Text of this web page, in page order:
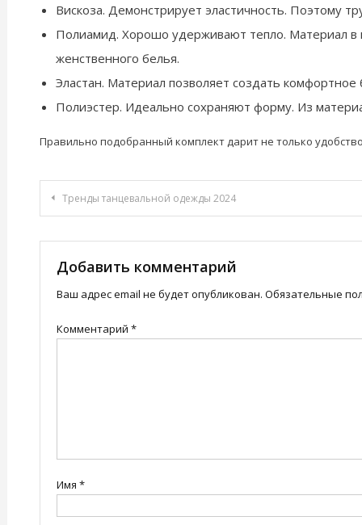
Вискоза. Демонстрирует эластичность. Поэтому
Полиамид. Хорошо удерживают тепло. Материал в
женственного белья.
Эластан. Материал позволяет создать
Полиэстер. Идеально сохраняют форму. Из
Правильно подобранный комплект дарит не только
Навигация
по
записям
Тренды танцевальной одежды 2024
Добавить комментарий
Ваш адрес email не будет опубликован. Обязательные
Комментарий *
Имя *